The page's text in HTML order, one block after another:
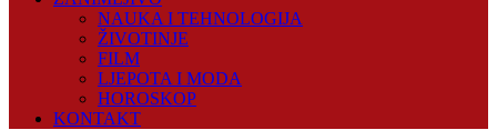
NAUKA I TEHNOLOGIJA
ŽIVOTINJE
FILM
LJEPOTA I MODA
HOROSKOP
KONTAKT